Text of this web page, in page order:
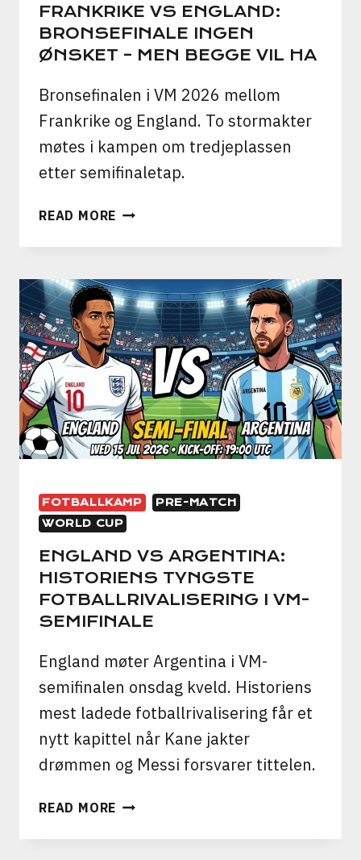
FRANKRIKE VS ENGLAND:
BRONSEFINALE INGEN
ØNSKET – MEN BEGGE VIL HA
Bronsefinalen i VM 2026 mellom
Frankrike og England. To stormakter
møtes i kampen om tredjeplassen
etter semifinaletap.
READ MORE FRANKRIKE
ENGLAND:
INGEN
ØNSKET
–
MEN
BEGGE
VIL
HA
FOTBALLKAMP
PRE-MATCH
WORLD CUP
ENGLAND VS ARGENTINA:
HISTORIENS TYNGSTE
FOTBALLRIVALISERING I VM-
SEMIFINALE
England møter Argentina i VM-
semifinalen onsdag kveld. Historiens
mest ladede fotballrivalisering får et
nytt kapittel når Kane jakter
drømmen og Messi forsvarer tittelen.
READ MORE ENGLAND
ARGENTINA: